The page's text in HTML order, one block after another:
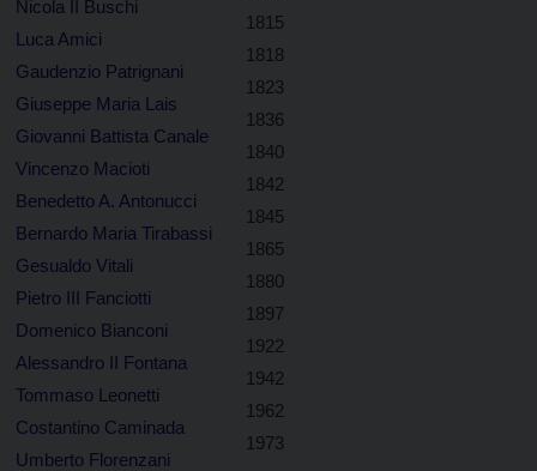
Nicola II Buschi
Luca Amici
Gaudenzio Patrignani
Giuseppe Maria Lais
Giovanni Battista Canale
Vincenzo Macioti
Benedetto A. Antonucci
Bernardo Maria Tirabassi
Gesualdo Vitali
Pietro III Fanciotti
Domenico Bianconi
Alessandro II Fontana
Tommaso Leonetti
Costantino Caminada
Umberto Florenzani
1815
1818
1823
1836
1840
1842
1845
1865
1880
1897
1922
1942
1962
1973